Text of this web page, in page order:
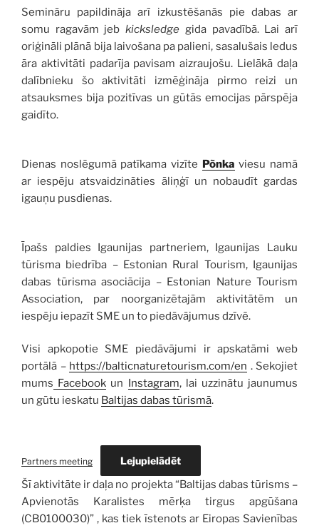
Semināru papildināja arī izkustēšanās pie dabas ar
somu ragavām jebkicksledge gida pavadībā. Lai arī
oriģināli plānā bija laivošana pa palieni, sasalušais ledus
āra aktivitāti padarīja pavisam aizraujošu. Lielākā daļa
dalībnieku šo aktivitāti izmēģināja pirmo reizi un
atsauksmes bija pozitīvas un gūtās emocijas pārspēja
gaidīto.
Dienas noslēgumā patīkama vizīte Põnka viesu namā
ar iespēju atsvaidzināties āliņģī un nobaudīt gardas
igauņu pusdienas.
Īpašs paldies Igaunijas partneriem, Igaunijas Lauku
tūrisma biedrība – Estonian Rural Tourism, Igaunijas
dabas tūrisma asociācija – Estonian Nature Tourism
Association, par noorganizētajām aktivitātēm un
iespēju iepazīt SME un to piedāvājumus dzīvē.
Visi apkopotie SME piedāvājumi ir apskatāmi web
portālā – https://balticnaturetourism.com/en . Sekojiet
mums Facebook un Instagram, lai uzzinātu jaunumus
un gūtu ieskatu Baltijas dabas tūrismā.
Partners meeting Lejupielādēt
Šī aktivitāte ir daļa no projekta “Baltijas dabas tūrisms –
Apvienotās Karalistes mērķa tirgus apgūšana
(CB0100030)” , kas tiek īstenots ar Eiropas Savienības